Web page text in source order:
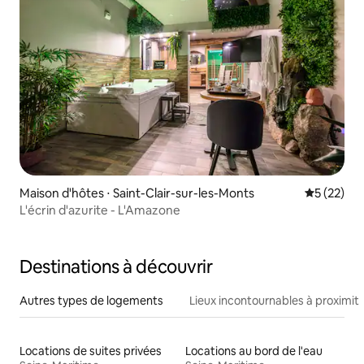
Maison d'hôtes ⋅ Saint-Clair-sur-les-Monts
5 (22)
L'écrin d'azurite - L'Amazone
Destinations à découvrir
Autres types de logements Lieux incontournables à
Locations de suites privées
Locations au bord de l'eau